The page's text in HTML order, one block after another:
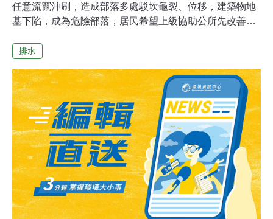
任意流竄沖刷，造成部落多處駁坎龜裂、位移，建築物地
基下陷，成為危險部落，居民希望上級協助公所先改善排
全。力行村長林忠正表示，馬烈霸部落排水系統年久失
地下水任意流竄沖刷，多年來已造成多處駁坎龜裂、位
移。前年8月莫拉克風災，衛生室後方空地嚴重下陷，雖
然緊急填補，但近2年來建築物地基又出現約20公分的落
差，上方的力行國小、望洋派出所建築也岌岌可危，尤其
是派出所後方緊鄰山坡，地層滑動導致高約150公分的駁
坎破裂或變形。公所指出，遷村茲事體大，需要取得適合
土地與居民達成共識，勢必耗費許多時間，短期內希望行
政院原民會、農委會水保局能夠協助改善部落排水系統，
並加強山坡地橫向截水與縱向排水，加強地下水位監測與
地層滑動預警, 確保部落安全。地下水位監測與地層滑動
排水